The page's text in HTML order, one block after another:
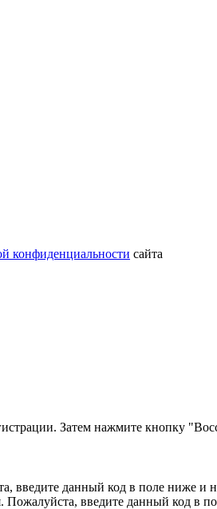
конфиденциальности сайта
Затем нажмите кнопку
данный код в поле ниже и
введите данный код в